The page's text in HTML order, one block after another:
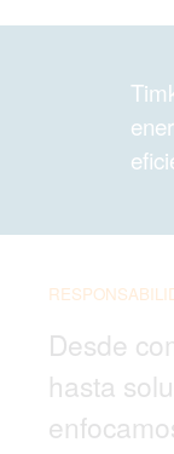
Desde
hasta